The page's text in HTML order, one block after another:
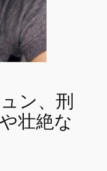
ン、刑
壮絶な